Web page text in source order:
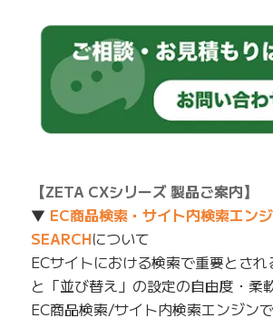
【ZETA CXシリーズ 製品ご案内】
▼ EC商品検索・サイト内検索エン
SEARCHについて
ECサイトにおける検索で重要とされ
と「並び替え」の設定の自由度・柔
EC商品検索/サイト内検索エンジン